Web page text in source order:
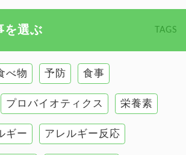
を選ぶ TAGS
べ物 予防 食事
プロバイオティクス 栄養素
ギー アレルギー反応